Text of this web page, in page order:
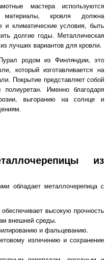
мастера используются
материалы, кровля должна
и климатические условия, быть
долгие годы. Металлическая
лучших вариантов для кровли.
родом из Финляндии, это
который изготавливается на
Покрытие представляет собой
Именно благодаря
выгоранию на солнце и
из
обладает металлочерепица с
высокую прочность
внешней среды.
и фальцеванию.
излечению и сохранение